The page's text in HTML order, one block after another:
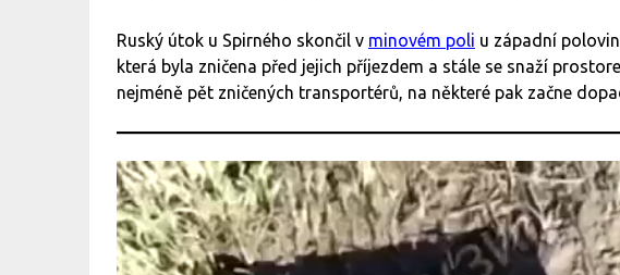
Ruský útok u Spirného skončil v minovém poli u západní
která byla zničena před jejich příjezdem a stále se snaží
nejméně pět zničených transportérů, na některé pak začne